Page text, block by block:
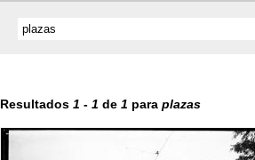
Resultados 1 - 1 de 1 para plazas